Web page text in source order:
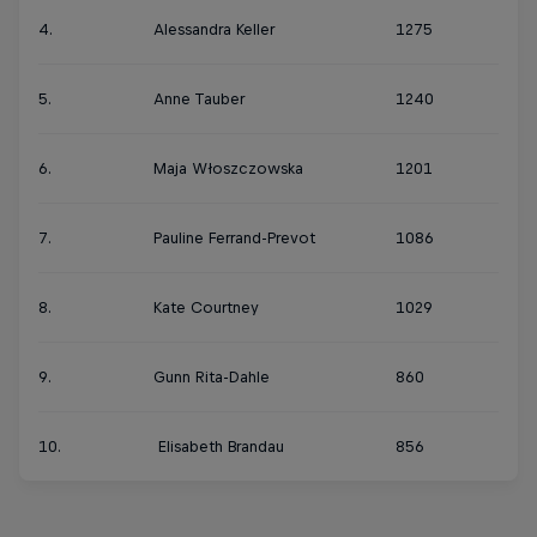
4. Alessandra Keller 1275
5. Anne Tauber 1240
6. Maja Włoszczowska 1201
7. Pauline Ferrand-Prevot 1086
8. Kate Courtney 1029
9. Gunn Rita-Dahle 860
10. Elisabeth Brandau 856